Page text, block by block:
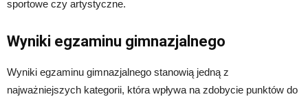
sportowe czy artystyczne.
Wyniki egzaminu gimnazjalnego
Wyniki egzaminu gimnazjalnego stanowią jedną z
najważniejszych kategorii, która wpływa na zdobycie punktów do